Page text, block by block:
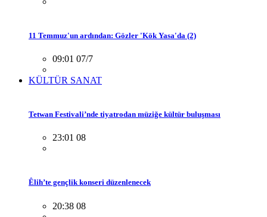
11 Temmuz'un ardından: Gözler 'Kök Yasa'da (2)
09:01 07/7
KÜLTÜR SANAT
Tetwan Festivali’nde tiyatrodan müziğe kültür buluşması
23:01 08
Êlih’te gençlik konseri düzenlenecek
20:38 08